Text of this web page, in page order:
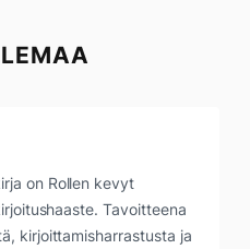
on Rollen kevyt
Tavoitteena
kirjoittamisharrastusta ja